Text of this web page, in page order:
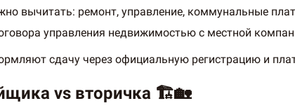
вычитать: ремонт, управление, коммунальные
управления недвижимостью с местной
сдачу через официальную регистрацию и
vs вторичка 🏗️🏡